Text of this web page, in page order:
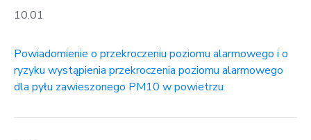
10.01
Powiadomienie o przekroczeniu poziomu alarmowego i o
ryzyku wystąpienia przekroczenia poziomu alarmowego
dla pyłu zawieszonego PM10 w powietrzu